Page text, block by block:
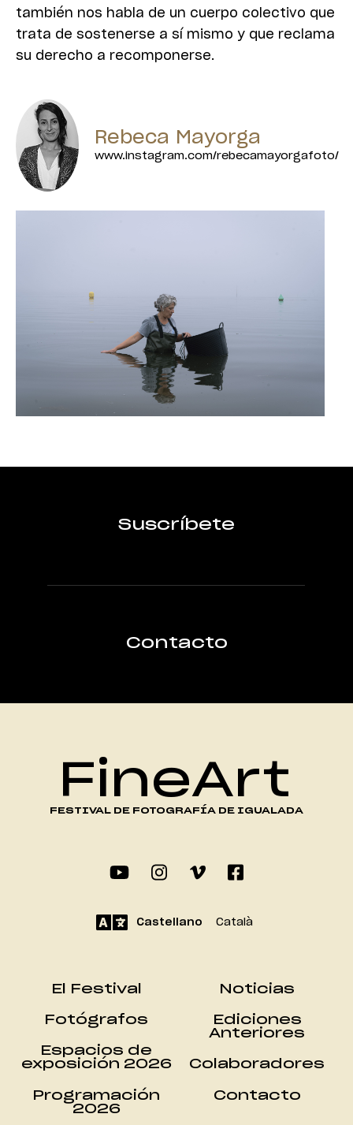
también nos habla de un cuerpo colectivo que
trata de sostenerse a sí mismo y que reclama
su derecho a recomponerse.
Rebeca Mayorga
www.instagram.com/rebecamayorgafoto/
Suscríbete
Contacto
FineArt
FESTIVAL DE FOTOGRAFÍA DE IGUALADA
Castellano Català
El Festival
Fotógrafos
Espacios de
exposición 2026
Programación
2026
Noticias
Ediciones
Anteriores
Colaboradores
Contacto